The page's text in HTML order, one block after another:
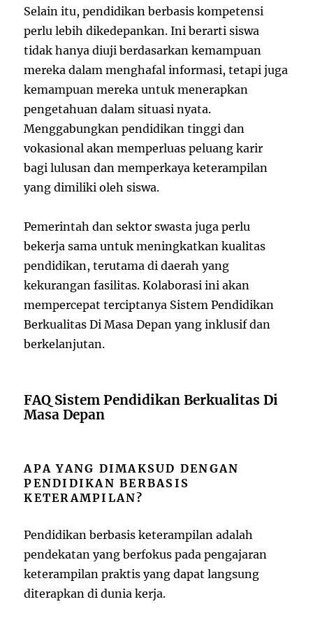
Selain itu, pendidikan berbasis kompetensi
perlu lebih dikedepankan. Ini berarti siswa
tidak hanya diuji berdasarkan kemampuan
mereka dalam menghafal informasi, tetapi juga
kemampuan mereka untuk menerapkan
pengetahuan dalam situasi nyata.
Menggabungkan pendidikan tinggi dan
vokasional akan memperluas peluang karir
bagi lulusan dan memperkaya keterampilan
yang dimiliki oleh siswa.
Pemerintah dan sektor swasta juga perlu
bekerja sama untuk meningkatkan kualitas
pendidikan, terutama di daerah yang
kekurangan fasilitas. Kolaborasi ini akan
mempercepat terciptanya Sistem Pendidikan
Berkualitas Di Masa Depan yang inklusif dan
berkelanjutan.
FAQ Sistem Pendidikan Berkualitas Di
Masa Depan
APA YANG DIMAKSUD DENGAN
PENDIDIKAN BERBASIS
KETERAMPILAN?
Pendidikan berbasis keterampilan adalah
pendekatan yang berfokus pada pengajaran
keterampilan praktis yang dapat langsung
diterapkan di dunia kerja.